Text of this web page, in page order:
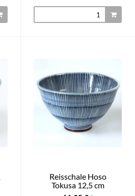
Reisschale Hoso
Tokusa 12,5 cm